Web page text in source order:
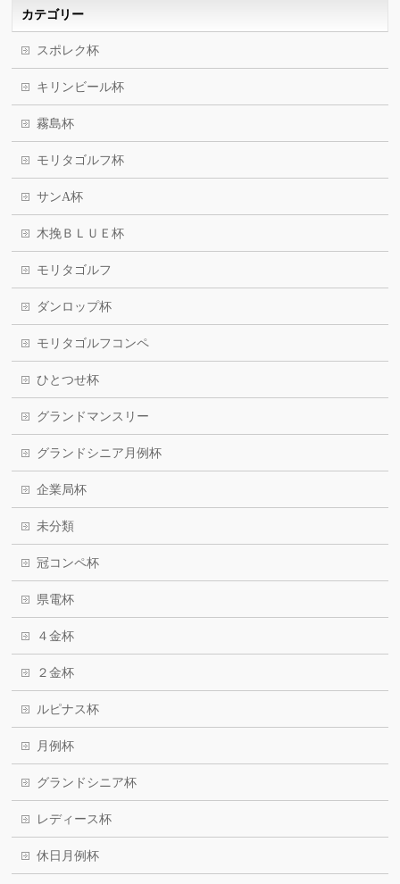
カテゴリー
スポレク杯
キリンビール杯
霧島杯
モリタゴルフ杯
サンA杯
木挽ＢＬＵＥ杯
モリタゴルフ
ダンロップ杯
モリタゴルフコンペ
ひとつせ杯
グランドマンスリー
グランドシニア月例杯
企業局杯
未分類
冠コンペ杯
県電杯
４金杯
２金杯
ルピナス杯
月例杯
グランドシニア杯
レディース杯
休日月例杯